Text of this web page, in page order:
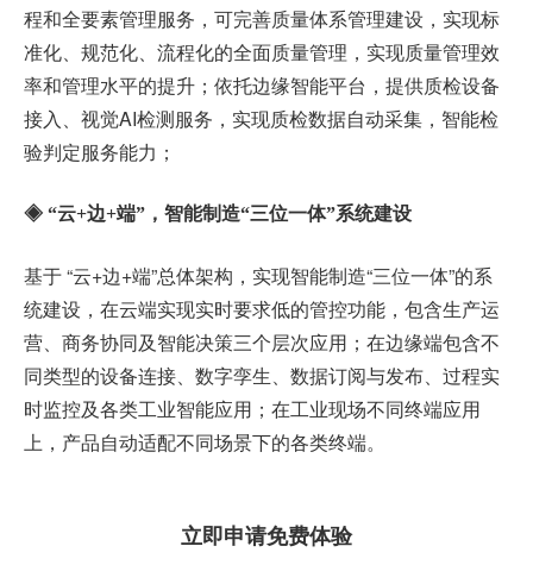
程和全要素管理服务，可完善质量体系管理建设，实现标
准化、规范化、流程化的全面质量管理，实现质量管理效
率和管理水平的提升；依托边缘智能平台，提供质检设备
接入、视觉AI检测服务，实现质检数据自动采集，智能检
验判定服务能力；
◈ “云+边+端”，智能制造“三位一体”系统建设
基于 “云+边+端”总体架构，实现智能制造“三位一体”的系
统建设，在云端实现实时要求低的管控功能，包含生产运
营、商务协同及智能决策三个层次应用；在边缘端包含不
同类型的设备连接、数字孪生、数据订阅与发布、过程实
时监控及各类工业智能应用；在工业现场不同终端应用
上，产品自动适配不同场景下的各类终端。
立即申请免费体验